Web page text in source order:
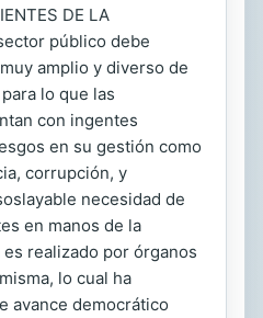
DE LA
público debe
amplio y diverso de
lo que las
con ingentes
en su gestión como
corrupción, y
necesidad de
en manos de la
realizado por órganos
lo cual ha
avance democrático